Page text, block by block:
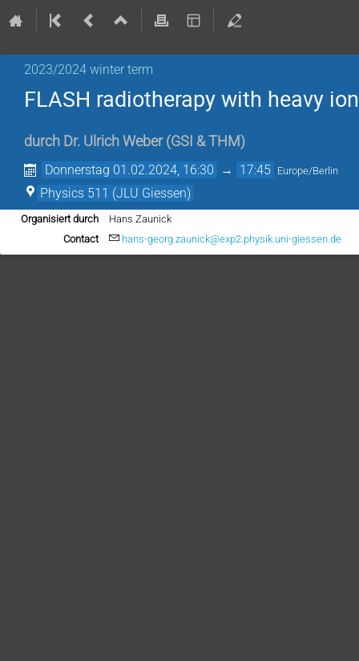
2023/2024 winter term
FLASH radiotherapy with heavy
durch Dr. Ulrich Weber (GSI & THM )
Donnerstag 01.02.2024, 16:30 → 17:45 Europe/Berlin
Physics 511 (JLU Giessen)
Organisiert durch
Hans Zaunick
Contact
hans-georg.zaunick@exp2.physik.uni-giessen.de